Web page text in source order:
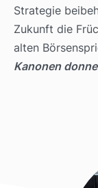
Strategie
Zukunft die
alten
Kanonen